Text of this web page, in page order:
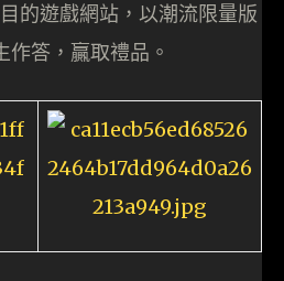
的遊戲網站，以潮流限量版
答，贏取禮品。